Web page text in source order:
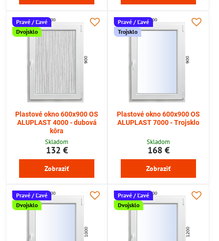
Pravé / Ľavé
Dvojsklo
Plastové okno 600x900 OS
ALUPLAST 4000 - dubová
kôra
Skladom
132 €
Zobraziť
Pravé / Ľavé
Trojsklo
Plastové okno 600x900 OS
ALUPLAST 7000 - Trojsklo
Skladom
168 €
Zobraziť
Pravé / Ľavé
Dvojsklo
Pravé / Ľavé
Dvojsklo